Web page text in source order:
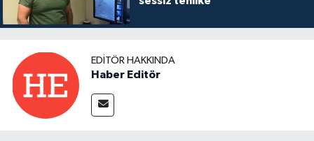
EDITÖR HAKKINDA
Haber Editör